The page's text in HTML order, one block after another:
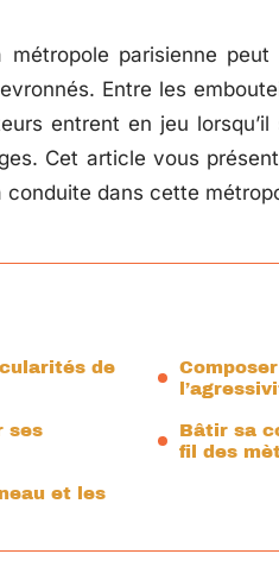
parisienne
Entre les
entrent en jeu lorsqu’il
Cet article vous
conduite dans cette
de
ses
et les
Bâtir sa
fil des